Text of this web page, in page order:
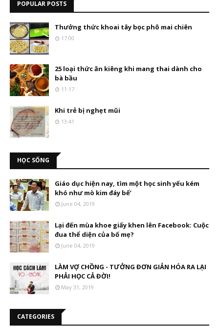
POPULAR POSTS
Thưởng thức khoai tây bọc phô mai chiên
17:00
25 loại thức ăn kiêng khi mang thai dành cho
bà bầu
11:17
Khi trẻ bị nghẹt mũi
13:41
HỌC SỐNG
Giáo dục hiện nay, tìm một học sinh yếu kém
khó như mò kim đáy bể’
June 04, 2019
Lại đến mùa khoe giấy khen lên Facebook: Cuộc
đua thể diện của bố mẹ?
June 04, 2019
LÀM VỢ CHỒNG - TƯỞNG ĐƠN GIẢN HÓA RA LẠI
PHẢI HỌC CẢ ĐỜI!
May 31, 2019
CATEGORIES